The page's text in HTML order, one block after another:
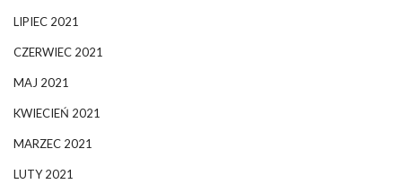
LIPIEC 2021
CZERWIEC 2021
MAJ 2021
KWIECIEŃ 2021
MARZEC 2021
LUTY 2021